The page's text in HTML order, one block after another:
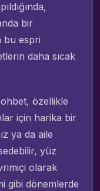
bir
bu espri
daha sıcak
özellikle
için harika bir
ya da aile
yüz
olarak
gibi dönemlerde